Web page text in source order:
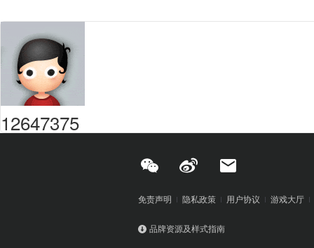
12647375
免责声明 隐私政策 用户协议 游戏大厅
品牌资源及样式指南